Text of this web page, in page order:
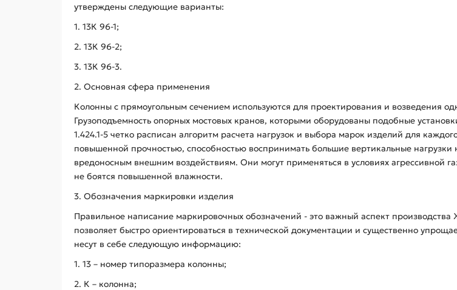
утверждены следующие варианты:
1. 13К 96-1;
2. 13К 96-2;
3. 13К 96-3.
2. Основная сфера применения
Колонны с прямоугольным сечением используются для проектирования и возведения
Грузоподъемность опорных мостовых кранов, которыми оборудованы подобные
1.424.1-5 четко расписан алгоритм расчета нагрузок и выбора марок изделий для
повышенной прочностью, способностью воспринимать большие вертикальные
вредоносным внешним воздействиям. Они могут применяться в условиях агрессивной
не боятся повышенной влажности.
3. Обозначения маркировки изделия
Правильное написание маркировочных обозначений - это важный аспект
позволяет быстро ориентироваться в технической документации и существенно
несут в себе следующую информацию:
1. 13 – номер типоразмера колонны;
2. К – колонна;